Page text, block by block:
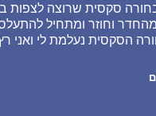
סקסית שרוצה לצפות
מהחדר וחוזר ומתחיל
הסקסית נעלמת לי ואני